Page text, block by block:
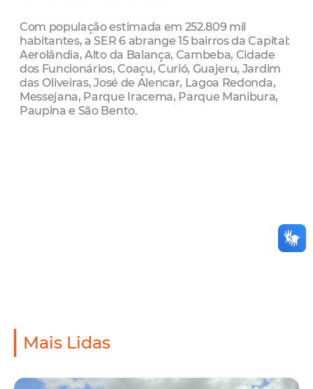
Com população estimada em 252.809 mil
habitantes, a SER 6 abrange 15 bairros da Capital:
Aerolândia, Alto da Balança, Cambeba, Cidade
dos Funcionários, Coaçu, Curió, Guajeru, Jardim
das Oliveiras, José de Alencar, Lagoa Redonda,
Messejana, Parque Iracema, Parque Manibura,
Paupina e São Bento.
Mais Lidas